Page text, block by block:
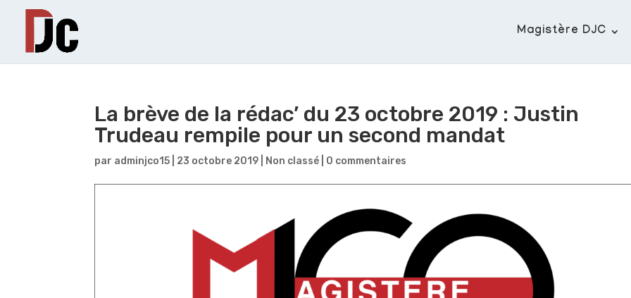
Magistère DJC
La brève de la rédac’ du 23 octobre 2019 : Justin
Trudeau rempile pour un second mandat
par adminjco15 23 octobre 2019 Non classé 0 commentaires